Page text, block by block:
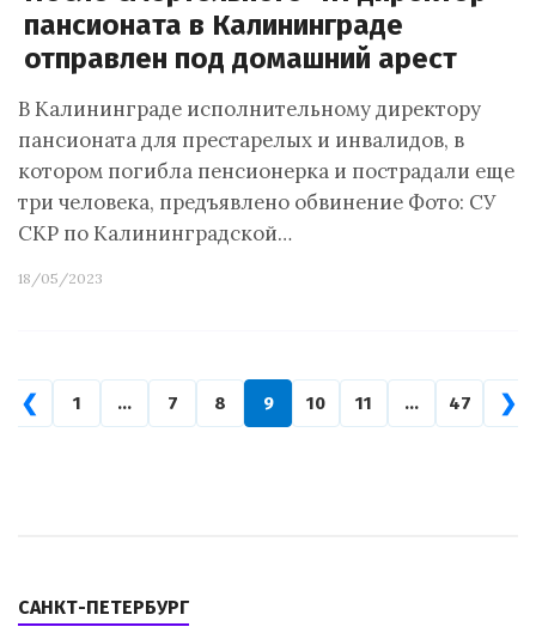
пансионата в Калининграде
отправлен под домашний арест
В Калининграде исполнительному директору
пансионата для престарелых и инвалидов, в
котором погибла пенсионерка и пострадали еще
три человека, предъявлено обвинение Фото: СУ
СКР по Калининградской…
18/05/2023
❮ 1 … 7 8 9 10 11 … 47 ❯
САНКТ-ПЕТЕРБУРГ